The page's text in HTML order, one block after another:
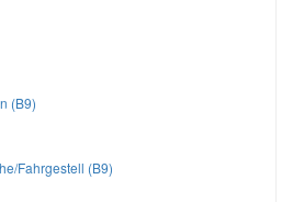
(B9)
Fahrgestell (B9)